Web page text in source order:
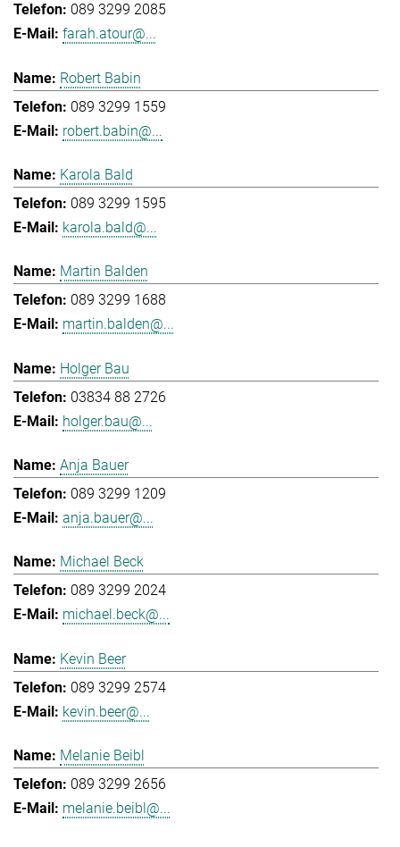
089 3299 2085
farah.atour@...
Robert Babin
089 3299 1559
robert.babin@...
Karola Bald
089 3299 1595
karola.bald@...
Martin Balden
089 3299 1688
martin.balden@...
Holger Bau
03834 88 2726
holger.bau@...
Anja Bauer
089 3299 1209
anja.bauer@...
Michael Beck
089 3299 2024
michael.beck@...
Kevin Beer
089 3299 2574
kevin.beer@...
Melanie Beibl
089 3299 2656
melanie.beibl@...